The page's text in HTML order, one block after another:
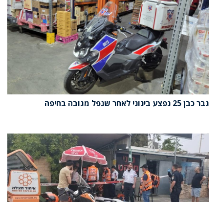
גבר כבן 25 נפצע בינוני לאחר שנפל מגובה בחיפה